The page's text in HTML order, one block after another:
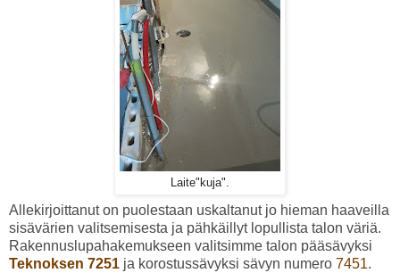
Laite"kuja".
Allekirjoittanut on puolestaan uskaltanut jo hieman haaveilla
sisävärien valitsemisesta ja pähkäillyt lopullista talon väriä.
Rakennuslupahakemukseen valitsimme talon pääsävyksi
Teknoksen 7251 ja korostussävyksi sävyn numero 7451.